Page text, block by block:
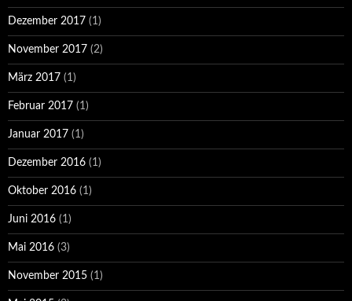
Dezember 2017 (1)
November 2017 (2)
März 2017 (1)
Februar 2017 (1)
Januar 2017 (1)
Dezember 2016 (1)
Oktober 2016 (1)
Juni 2016 (1)
Mai 2016 (3)
November 2015 (1)